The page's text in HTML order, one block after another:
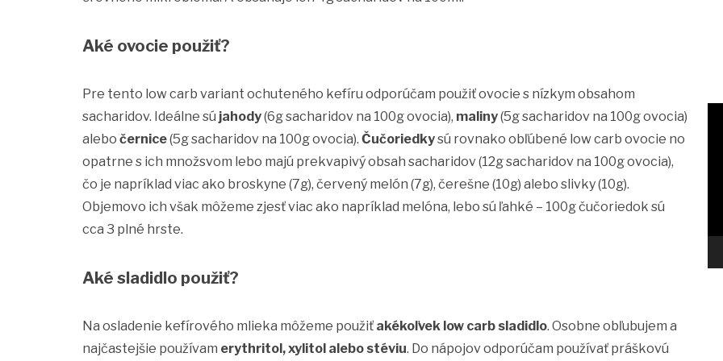
Aké ovocie použiť?
Pre tento low carb variant ochuteného kefíru odporúčam použiť ovocie s nízkym obsahom
sacharidov. Ideálne sú jahody(6g sacharidov na 100g ovocia), maliny(5g sacharidov na 100g ovocia)
alebo černice(5g sacharidov na 100g ovocia). Čučoriedkysú rovnako obľúbené low carb ovocie no
opatrne s ich množsvom lebo majú prekvapivý obsah sacharidov (12g sacharidov na 100g ovocia),
čo je napríklad viac ako broskyne (7g), červený melón (7g), čerešne (10g) alebo slivky (10g).
Objemovo ich však môžeme zjesť viac ako napríklad melóna, lebo sú ľahké – 100g čučoriedok sú
cca 3 plné hrste.
Aké sladidlo použiť?
Na osladenie kefírového mlieka môžeme použiť akékoľvek low carb sladidlo. Osobne obľubujem a
najčastejšie používam erythritol, xylitol alebo stéviu. Do nápojov odporúčam používať práškovú